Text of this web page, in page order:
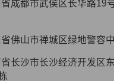
成都市武侯区长华路19
佛山市禅城区绿地警容
长沙市长沙经济开发区